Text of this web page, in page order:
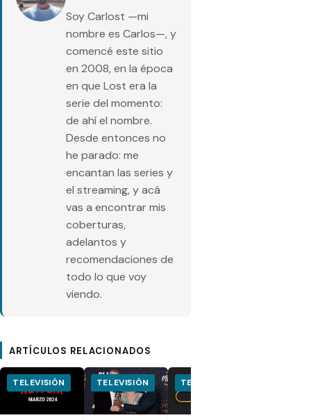
Soy Carlost —mi
nombre es Carlos—, y
comencé este sitio
en 2008, en la época
en que Lost era la
serie del momento:
de ahí el nombre.
Desde entonces no
he parado: me
encantan las series y
el streaming, y acá
vas a encontrar mis
coberturas,
adelantos y
recomendaciones de
todo lo que voy
viendo.
ARTÍCULOS RELACIONADOS
TELEVISIÓN TELEVISIÓN TELEVISIÓN